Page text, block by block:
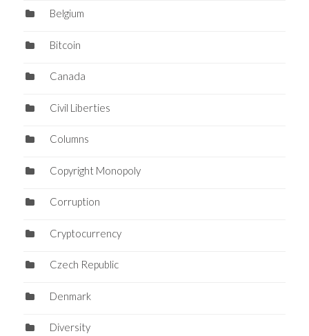
Belgium
Bitcoin
Canada
Civil Liberties
Columns
Copyright Monopoly
Corruption
Cryptocurrency
Czech Republic
Denmark
Diversity